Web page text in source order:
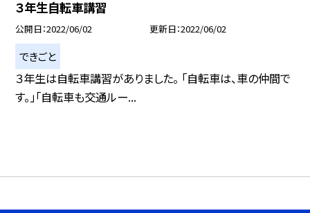
３年生自転車講習
公開日 2022/06/02 更新日 2022/06/02
できごと
３年生は自転車講習がありました。 「自転車は、車の仲間で
す。」「自転車も交通ルー...